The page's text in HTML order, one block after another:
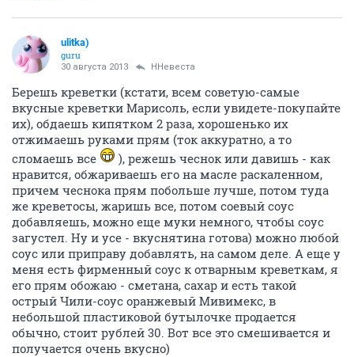
ulitka)
guru
30 августа 2013 ННевеста
Берешь креветки (кстати, всем советую-самые
вкусные креветки Марисоль, если увидете-покупайте
их), обдаешь кипятком 2 раза, хорошенько их
отжимаешь руками прям (ток аккуратно, а то
сломаешь все
), режешь чеснок или давишь - как
нравится, обжариваешь его на масле раскаленном,
причем чеснока прям побольше лучше, потом туда
же креветосы, жаришь все, потом соевый соус
добавляешь, можно еще муки немного, чтобы соус
загустел. Ну и усе - вкуснятина готова) можно любой
соус или приправу добавлять, на самом деле. А еще у
меня есть фирменный соус к отварным креветкам, я
его прям обожаю - сметана, сахар и есть такой
острый Чили-соус оранжевый Мивимекс, в
небольшой пластиковой бутылочке продается
обычно, стоит рублей 30. Вот все это смешивается и
получается очень вкусно)